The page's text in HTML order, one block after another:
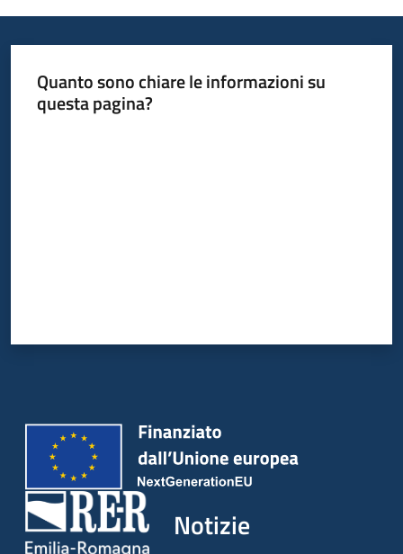
Quanto sono chiare le informazioni su
questa pagina?
Notizie